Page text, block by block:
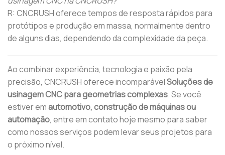
R: CNCRUSH oferece tempos de resposta rápidos para
protótipos e produção em massa, normalmente dentro
de alguns dias, dependendo da complexidade da peça.
Ao combinar experiência, tecnologia e paixão pela
precisão, CNCRUSH oferece incomparávelSoluções de
usinagem CNC para geometrias complexas. Se você
estiver em automotivo, construção de máquinas ou
automação, entre em contato hoje mesmo para saber
como nossos serviços podem levar seus projetos para
o próximo nível.